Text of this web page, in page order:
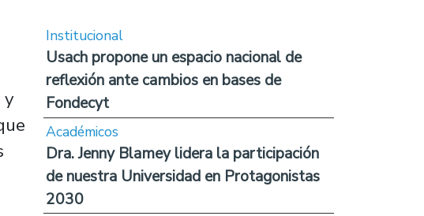
y
Institucional
Usach propone un espacio nacional de
reflexión ante cambios en bases de
Fondecyt
Académicos
Dra. Jenny Blamey lidera la participación
de nuestra Universidad en Protagonistas
2030